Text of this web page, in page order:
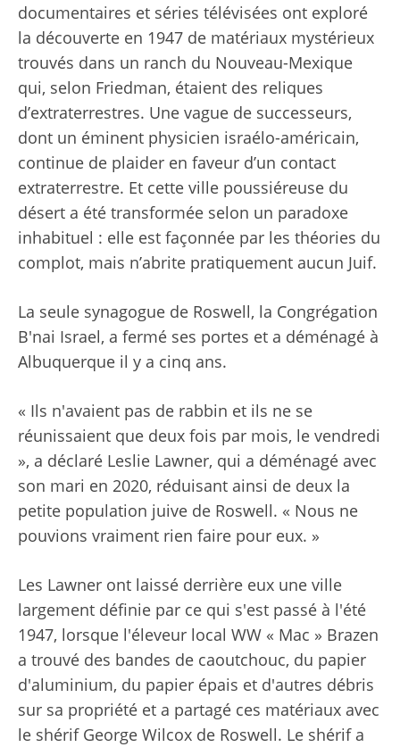
documentaires et séries télévisées ont exploré
la découverte en 1947 de matériaux mystérieux
trouvés dans un ranch du Nouveau-Mexique
qui, selon Friedman, étaient des reliques
d’extraterrestres. Une vague de successeurs,
dont un éminent physicien israélo-américain,
continue de plaider en faveur d’un contact
extraterrestre. Et cette ville poussiéreuse du
désert a été transformée selon un paradoxe
inhabituel : elle est façonnée par les théories du
complot, mais n’abrite pratiquement aucun Juif.
La seule synagogue de Roswell, la Congrégation
B'nai Israel, a fermé ses portes et a déménagé à
Albuquerque il y a cinq ans.
« Ils n'avaient pas de rabbin et ils ne se
réunissaient que deux fois par mois, le vendredi
», a déclaré Leslie Lawner, qui a déménagé avec
son mari en 2020, réduisant ainsi de deux la
petite population juive de Roswell. « Nous ne
pouvions vraiment rien faire pour eux. »
Les Lawner ont laissé derrière eux une ville
largement définie par ce qui s'est passé à l'été
1947, lorsque l'éleveur local WW « Mac » Brazen
a trouvé des bandes de caoutchouc, du papier
d'aluminium, du papier épais et d'autres débris
sur sa propriété et a partagé ces matériaux avec
le shérif George Wilcox de Roswell. Le shérif a